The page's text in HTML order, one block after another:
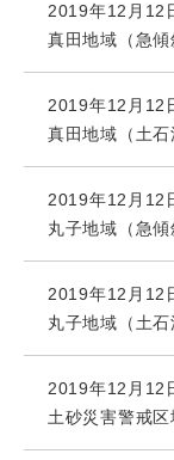
2019年12月12
真田地域（急傾
2019年12月12
真田地域（土石
2019年12月12
丸子地域（急傾
2019年12月12
丸子地域（土石
2019年12月12
土砂災害警戒